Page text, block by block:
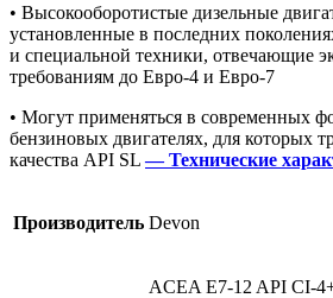
• Высокооборотистые дизельные
установленные в последних
и специальной техники, отвечающие
требованиям до Евро-4 и Евро-7
• Могут применяться в современных
бензиновых двигателях, для которых
качества АPI SL— Технические
Производитель Devon
ACEA E7-12 API CI-